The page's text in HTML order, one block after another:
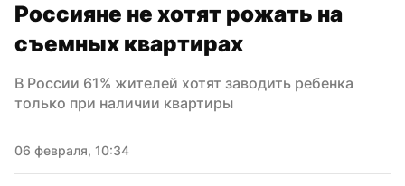
Россияне не хотят рожать на
съемных квартирах
В России 61% жителей хотят заводить ребенка
только при наличии квартиры
06 февраля, 10:34